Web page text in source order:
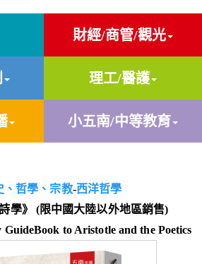
財經/商管/觀光
理工/醫護
小五南/中等教育
、哲學、宗教-西洋哲學
學》 (限中國大陸以外地區銷售)
GuideBook to Aristotle and the Poetics